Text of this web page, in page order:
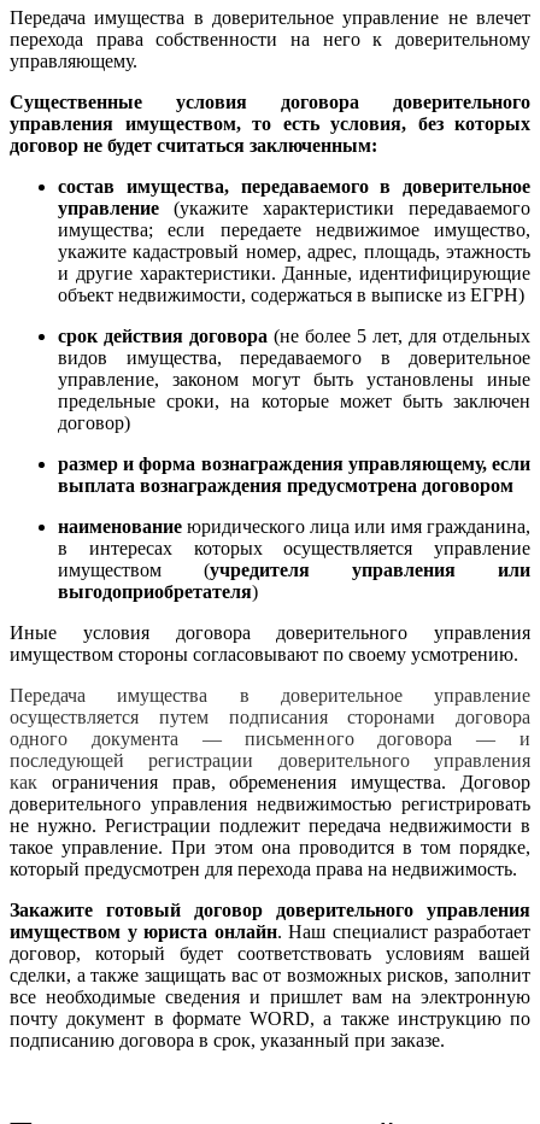
Передача имущества в доверительное управление не влечет
перехода права собственности на него к доверительному
управляющему.
Существенные условия договора доверительного
управления имуществом, то есть условия, без которых
договор не будет считаться заключенным:
состав имущества, передаваемого в доверительное
управление (укажите характеристики передаваемого
имущества; если передаете недвижимое имущество,
укажите кадастровый номер, адрес, площадь, этажность
и другие характеристики. Данные, идентифицирующие
объект недвижимости, содержаться в выписке из ЕГРН)
срок действия договора (не более 5 лет, для отдельных
видов имущества, передаваемого в доверительное
управление, законом могут быть установлены иные
предельные сроки, на которые может быть заключен
договор)
размер и форма вознаграждения управляющему, если
выплата вознаграждения предусмотрена договором
наименование юридического лица или имя гражданина,
в интересах которых осуществляется управление
имуществом (учредителя управления или
выгодоприобретателя)
Иные условия договора доверительного управления
имуществом стороны согласовывают по своему усмотрению.
Передача имущества в доверительное управление
осуществляется путем подписания сторонами договора
одного документа — письменного договора — и
последующей регистрации доверительного управления
как ограничения прав, обременения имущества. Договор
доверительного управления недвижимостью регистрировать
не нужно. Регистрации подлежит передача недвижимости в
такое управление. При этом она проводится в том порядке,
который предусмотрен для перехода права на недвижимость.
Закажите готовый договор доверительного управления
имуществом у юриста онлайн. Наш специалист разработает
договор, который будет соответствовать условиям вашей
сделки, а также защищать вас от возможных рисков, заполнит
все необходимые сведения и пришлет вам на электронную
почту документ в формате WORD, а также инструкцию по
подписанию договора в срок, указанный при заказе.